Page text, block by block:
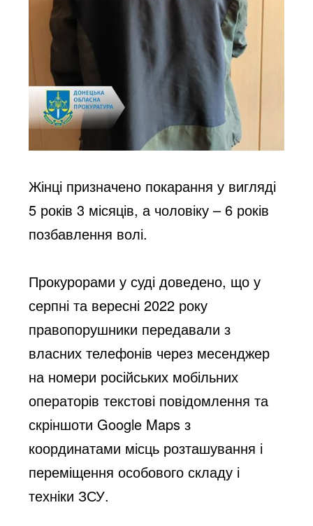
Жінці призначено покарання у вигляді
позбавлення волі.
Прокурорами у суді доведено, що у
серпні та вересні 2022 року
правопорушники передавали з
власних телефонів через месенджер
на номери російських мобільних
операторів текстові повідомлення та
скріншоти Google Maps з
координатами місць розташування і
переміщення особового складу і
техніки ЗСУ.